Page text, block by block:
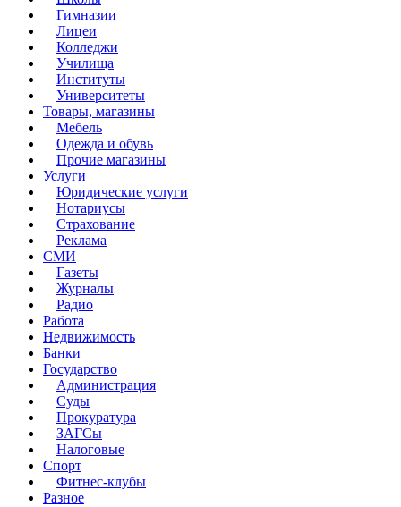
Гимназии
Лицеи
Колледжи
Училища
Институты
Университеты
Товары, магазины
Мебель
Одежда и обувь
Прочие магазины
Услуги
Юридические услуги
Нотариусы
Страхование
Реклама
СМИ
Газеты
Журналы
Радио
Работа
Недвижимость
Банки
Государство
Администрация
Суды
Прокуратура
ЗАГСы
Налоговые
Спорт
Фитнес-клубы
Разное